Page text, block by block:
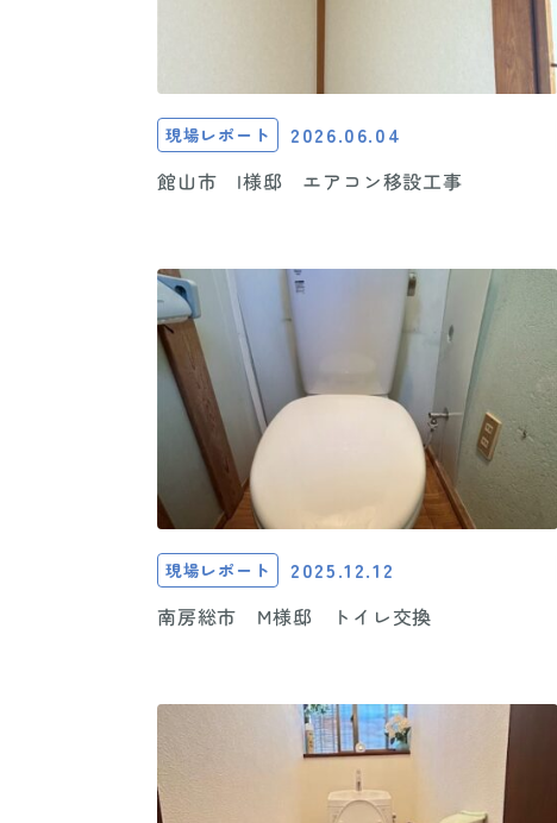
現場レポート 2026.06.04
館山市 I様邸 エアコン移設工事
現場レポート 2025.12.12
南房総市 M様邸 トイレ交換